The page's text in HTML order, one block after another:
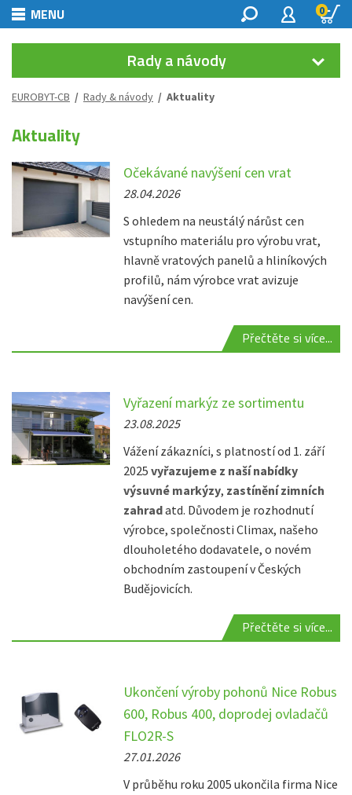
MENU 0
Rady a návody
EUROBYT-CB / Rady & návody / Aktuality
Aktuality
Očekávané navýšení cen vrat
28.04.2026
S ohledem na neustálý nárůst cen
vstupního materiálu pro výrobu vrat,
hlavně vratových panelů a hliníkových
profilů, nám výrobce vrat avizuje
navýšení cen.
Přečtěte si více...
Vyřazení markýz ze sortimentu
23.08.2025
Vážení zákazníci, s platností od 1. září
2025vyřazujeme z naší nabídky
výsuvné markýzy, zastínění zimních
zahradatd. Důvodem je rozhodnutí
výrobce, společnosti Climax, našeho
dlouholetého dodavatele, o novém
obchodním zastoupení v Českých
Budějovicích.
Přečtěte si více...
Ukončení výroby pohonů Nice Robus
600, Robus 400, doprodej ovladačů
FLO2R-S
27.01.2026
V průběhu roku 2005 ukončila firma Nice